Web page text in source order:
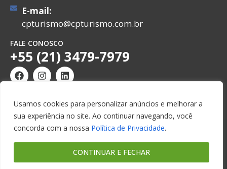
Usamos cookies para personalizar anúncios e melhorar a
sua experiência no site. Ao continuar navegando, você
concorda com a nossa Política de Privacidade.
CONTINUAR E FECHAR
E-mail:
cpturismo@cpturismo.com.br
FALE CONOSCO
+55 (21) 3479-7979
© Copyright 2026. CP Turismo e Viagens. Todos os